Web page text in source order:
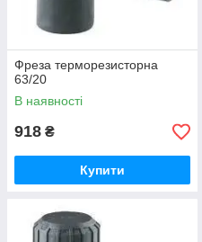
Фреза терморезисторна
63/20
В наявності
918 ₴
Купити